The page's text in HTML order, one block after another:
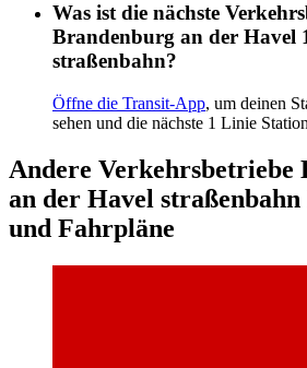
Was ist die nächste
Brandenburg an der Havel
straßenbahn?
Öffne die Transit-App, um deinen
sehen und die nächste 1 Linie
Andere Verkehrsbetriebe
an der Havel
und Fahrpläne